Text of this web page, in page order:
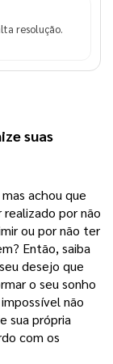
resolução.
suas
achou que
por não
ou por não ter
Então, saiba
desejo que
o seu sonho
não
sua própria
com os